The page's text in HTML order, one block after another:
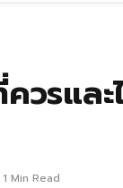
วรแล
1 Min Read